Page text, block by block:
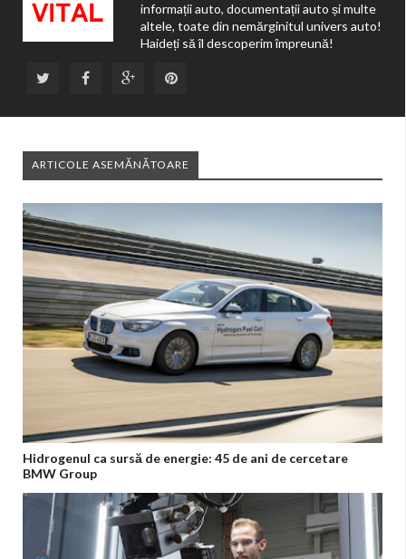
informații auto, documentații auto și multe
altele, toate din nemărginitul univers auto!
Haideți să îl descoperim împreună!
ARTICOLE ASEMĂNĂTOARE
Hidrogenul ca sursă de energie: 45 de ani de cercetare
BMW Group